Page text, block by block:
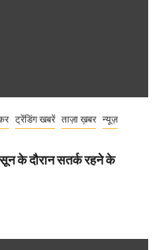
ट्रेंडिंग खबरें ताज़ा ख़बर न्यूज़
के दौरान सतर्क रहने के